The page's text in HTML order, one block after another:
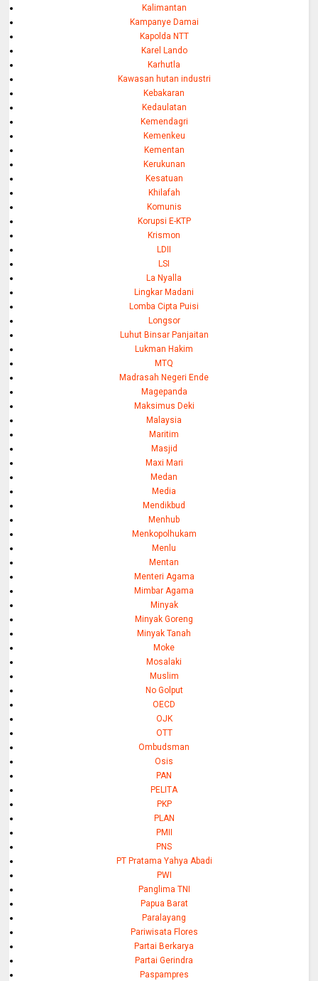
Kalimantan
Kampanye Damai
Kapolda NTT
Karel Lando
Karhutla
Kawasan hutan industri
Kebakaran
Kedaulatan
Kemendagri
Kemenkeu
Kementan
Kerukunan
Kesatuan
Khilafah
Komunis
Korupsi E-KTP
Krismon
LDII
LSI
La Nyalla
Lingkar Madani
Lomba Cipta Puisi
Longsor
Luhut Binsar Panjaitan
Lukman Hakim
MTQ
Madrasah Negeri Ende
Magepanda
Maksimus Deki
Malaysia
Maritim
Masjid
Maxi Mari
Medan
Media
Mendikbud
Menhub
Menkopolhukam
Menlu
Mentan
Menteri Agama
Mimbar Agama
Minyak
Minyak Goreng
Minyak Tanah
Moke
Mosalaki
Muslim
No Golput
OECD
OJK
OTT
Ombudsman
Osis
PAN
PELITA
PKP
PLAN
PMII
PNS
PT Pratama Yahya Abadi
PWI
Panglima TNI
Papua Barat
Paralayang
Pariwisata Flores
Partai Berkarya
Partai Gerindra
Paspampres